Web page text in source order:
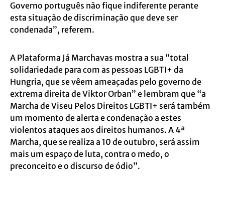
Governo português não fique indiferente perante
esta situação de discriminação que deve ser
condenada”, referem.
A Plataforma Já Marchavas mostra a sua “total
solidariedade para com as pessoas LGBTI+ da
Hungria, que se vêem ameaçadas pelo governo de
extrema direita de Viktor Orban” e lembram que “a
Marcha de Viseu Pelos Direitos LGBTI+ será também
um momento de alerta e condenação a estes
violentos ataques aos direitos humanos. A 4ª
Marcha, que se realiza a 10 de outubro, será assim
mais um espaço de luta, contra o medo, o
preconceito e o discurso de ódio”.